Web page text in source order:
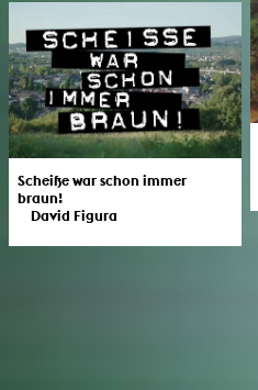
Scheiße war schon immer
braun!
David Figura